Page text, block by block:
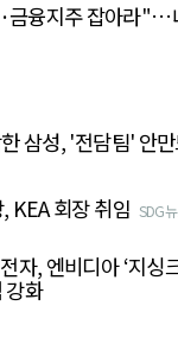
금융지주 잡아라"…
삼성, '전담팀' 안
KEA 회장 취임 SDG
자, 엔비디아 ‘지싱
강화